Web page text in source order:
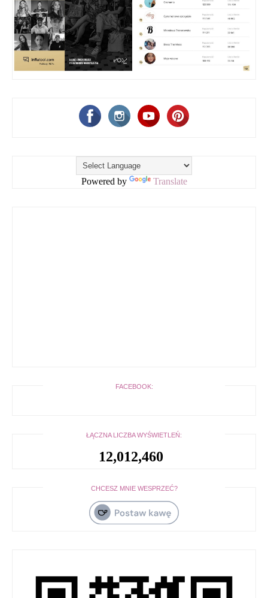
Powered by Translate
FACEBOOK:
ŁĄCZNA LICZBA WYŚWIETLEŃ:
12,012,460
CHCESZ MNIE WESPRZEĆ?